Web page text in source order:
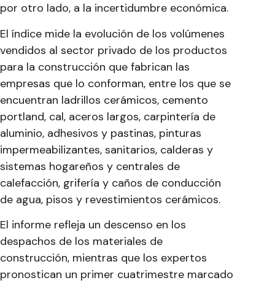
por otro lado, a la incertidumbre económica.
El índice mide la evolución de los volúmenes
vendidos al sector privado de los productos
para la construcción que fabrican las
empresas que lo conforman, entre los que se
encuentran ladrillos cerámicos, cemento
portland, cal, aceros largos, carpintería de
aluminio, adhesivos y pastinas, pinturas
impermeabilizantes, sanitarios, calderas y
sistemas hogareños y centrales de
calefacción, grifería y caños de conducción
de agua, pisos y revestimientos cerámicos.
El informe refleja un descenso en los
despachos de los materiales de
construcción, mientras que los expertos
pronostican un primer cuatrimestre marcado